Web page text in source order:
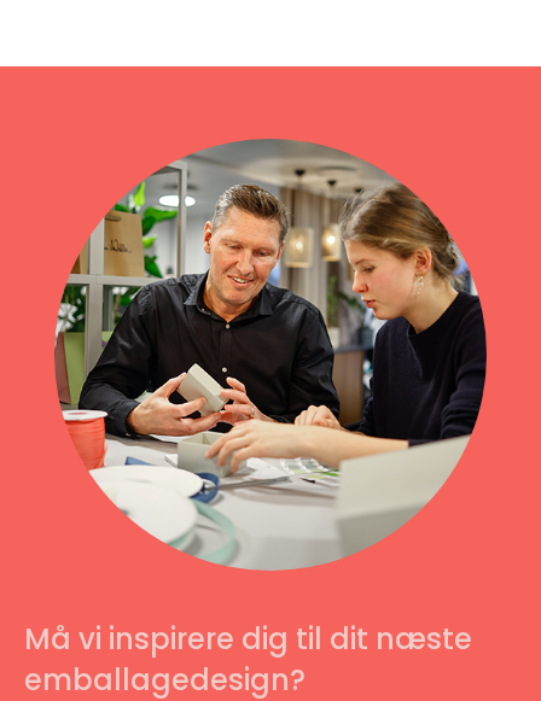
Må vi inspirere dig til dit næste
emballagedesign?